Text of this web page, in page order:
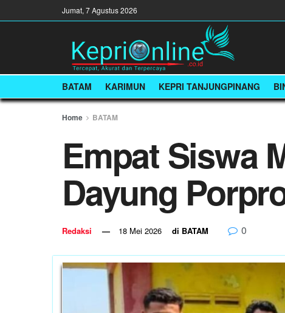
Jumat, 7 Agustus 2026
BATAM KARIMUN KEPRI TANJUNGPINANG
Home BATAM
Empat Siswa
Dayung
Redaksi 18 Mei 2026 di BATAM 0